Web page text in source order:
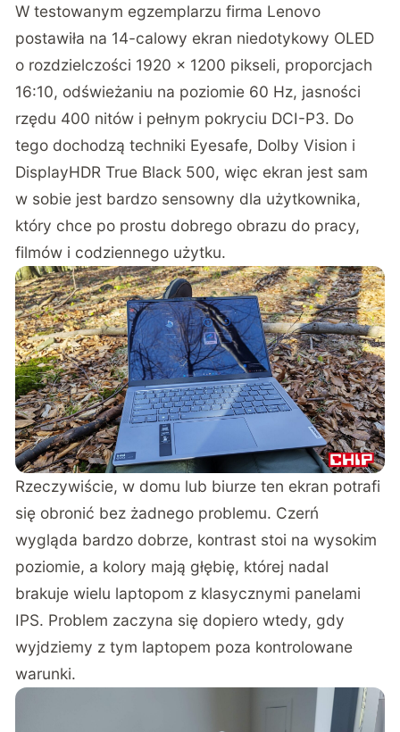
W testowanym egzemplarzu firma Lenovo
postawiła na 14-calowy ekran niedotykowy OLED
o rozdzielczości 1920 x 1200 pikseli, proporcjach
16:10, odświeżaniu na poziomie 60 Hz, jasności
rzędu 400 nitów i pełnym pokryciu DCI-P3. Do
tego dochodzą techniki Eyesafe, Dolby Vision i
DisplayHDR True Black 500, więc ekran jest sam
w sobie jest bardzo sensowny dla użytkownika,
który chce po prostu dobrego obrazu do pracy,
filmów i codziennego użytku.
Rzeczywiście, w domu lub biurze ten ekran potrafi
się obronić bez żadnego problemu. Czerń
wygląda bardzo dobrze, kontrast stoi na wysokim
poziomie, a kolory mają głębię, której nadal
brakuje wielu laptopom z klasycznymi panelami
IPS. Problem zaczyna się dopiero wtedy, gdy
wyjdziemy z tym laptopem poza kontrolowane
warunki.